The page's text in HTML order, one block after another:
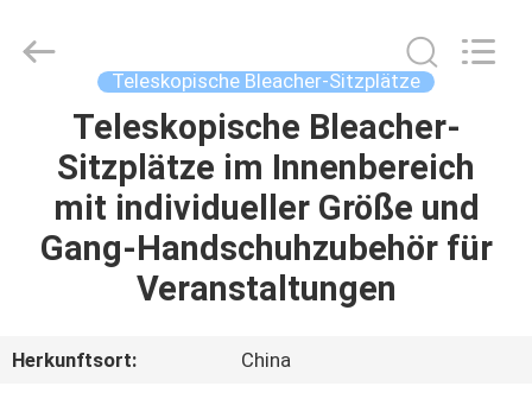
HAUS
PRODUKTE
Commercial
Co.,Ltd.
Teleskopische Bleacher-Sitzplätze
Teleskopische Bleacher-
Sitzplätze im Innenbereich
mit individueller Größe und
Gang-Handschuhzubehör für
Veranstaltungen
Herkunftsort:
China